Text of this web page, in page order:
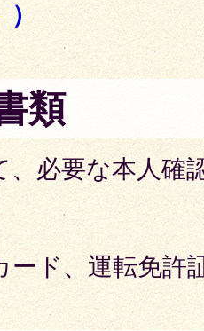
類
、必要な本人確
ード、運転免許